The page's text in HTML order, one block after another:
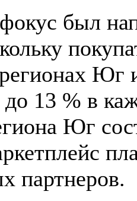
был
Юг
до 13 % в
Юг
партнеров.